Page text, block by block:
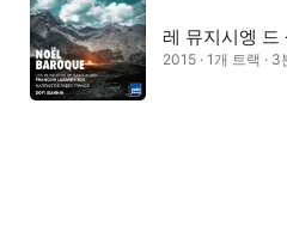
레 뮤지시엥 드
2015 · 1개 트랙 · 3